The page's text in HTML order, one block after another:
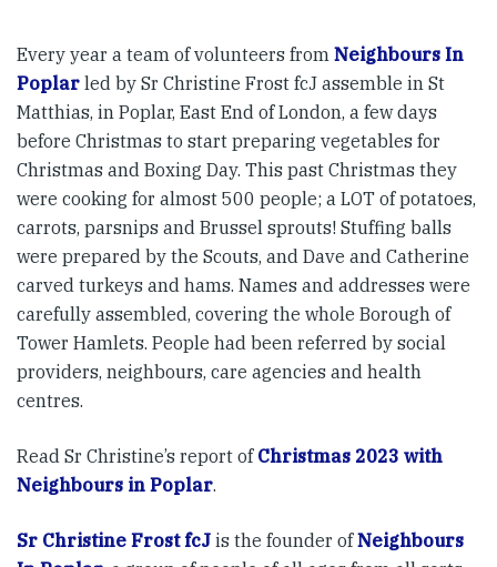
Every year a team of volunteers from Neighbours In
Poplar led by Sr Christine Frost fcJ assemble in St
Matthias, in Poplar, East End of London, a few days
before Christmas to start preparing vegetables for
Christmas and Boxing Day. This past Christmas they
were cooking for almost 500 people; a LOT of potatoes,
carrots, parsnips and Brussel sprouts! Stuffing balls
were prepared by the Scouts, and Dave and Catherine
carved turkeys and hams. Names and addresses were
carefully assembled, covering the whole Borough of
Tower Hamlets. People had been referred by social
providers, neighbours, care agencies and health
centres.
Read Sr Christine’s report of Christmas 2023 with
Neighbours in Poplar.
Sr Christine Frost fcJ is the founder ofNeighbours